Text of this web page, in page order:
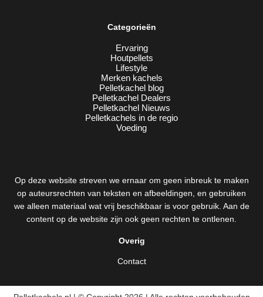
Categorieën
Ervaring
Houtpellets
Lifestyle
Merken kachels
Pelletkachel blog
Pelletkachel Dealers
Pelletkachel Nieuws
Pelletkachels in de regio
Voeding
Op deze website streven we ernaar om geen inbreuk te maken
op auteursrechten van teksten en afbeeldingen, en gebruiken
we alleen materiaal wat vrij beschikbaar is voor gebruik. Aan de
content op de website zijn ook geen rechten te ontlenen.
Overig
Contact